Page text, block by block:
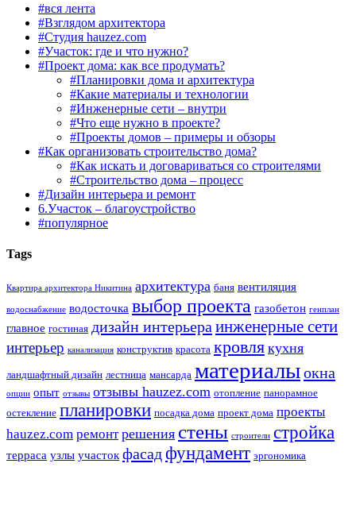
#вся лента
#Взглядом архитектора
#Студия hauzez.com
#Участок: где и что нужно?
#Проект дома: как все продумать?
#Планировки дома и архитектура
#Какие материалы и технологии
#Инженерные сети – внутри
#Что еще нужно в проекте?
#Проекты домов – примеры и обзоры
#Как организовать строительство дома?
#Как искать и договариваться со строителями
#Строительство дома – процесс
#Дизайн интерьера и ремонт
6.Участок – благоустройство
#популярное
Tags
Квартира архитектора Никитина архитектура баня вентиляция
водоснабжение водосточка выбор проекта газобетон генплан
главное гостиная дизайн интерьера инженерные сети
интерьер канализация конструктив красота кровля кухня
ландшафтный дизайн лестница мансарда материалыокна
опции опыт отзывы отзывы hauzez.com отопление панорамное
остекление планировки посадка дома проект дома проекты
hauzez.com ремонт решения стены строители стройка
терраса узлы участок фасадфундамент эргономика